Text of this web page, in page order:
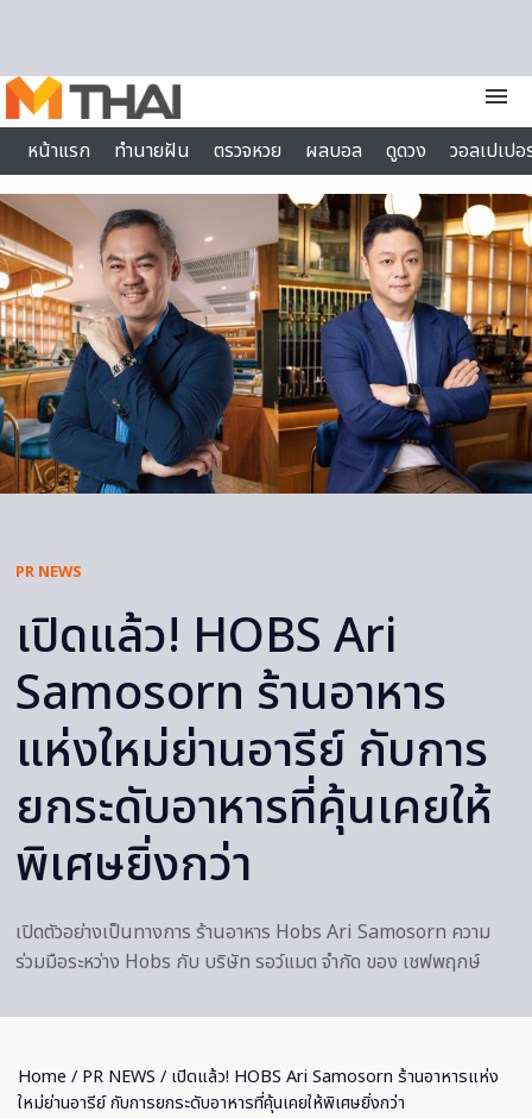
menu
หน้าแรก
ทำนายฝัน ตรวจหวย ผลบอล ดูดวง
วอลเปเป
ไลฟ์สไตล์
PR NEWS
เปิดแล้ว! HOBS Ari
Samosorn ร้านอาหาร
แห่งใหม่ย่านอารีย์ กับการ
ยกระดับอาหารที่คุ้นเคยให้
พิเศษยิ่งกว่า
เปิดตัวอย่างเป็นทางการ ร้านอาหาร Hobs Ari Samosorn ความ
ร่วมมือระหว่าง Hobs กับ บริษัท รอว์แมต จำกัด ของ เชฟพฤกษ์
Home / PR NEWS / เปิดแล้ว! HOBS Ari Samosorn ร้านอาหารแห่ง
ใหม่ย่านอารีย์ กับการยกระดับอาหารที่คุ้นเคยให้พิเศษยิ่งกว่า